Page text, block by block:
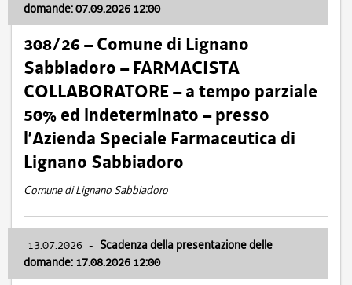
domande: 07.09.2026 12:00
308/26 – Comune di Lignano
Sabbiadoro – FARMACISTA
COLLABORATORE – a tempo parziale
50% ed indeterminato – presso
l’Azienda Speciale Farmaceutica di
Lignano Sabbiadoro
Comune di Lignano Sabbiadoro
13.07.2026 - Scadenza della presentazione delle
domande: 17.08.2026 12:00